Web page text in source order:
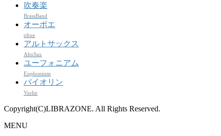
吹奏楽
BrassBand
オーボエ
oboe
アルトサックス
AltoSax
ユーフォニアム
Euphonium
バイオリン
Violin
Copyright(C)LIBRAZONE. All Rights Reserved.
MENU